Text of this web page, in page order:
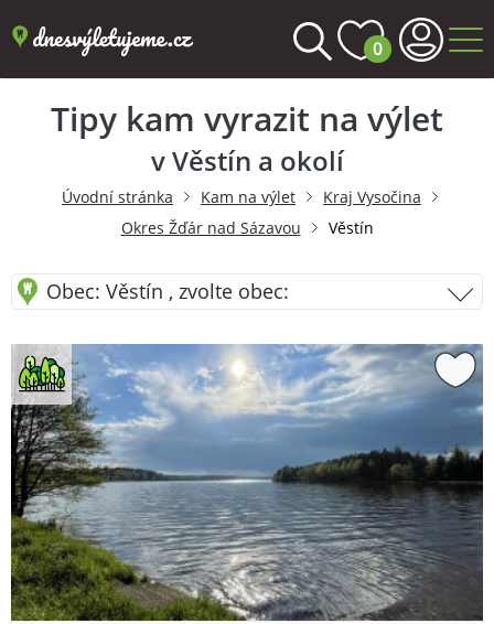
0
Tipy kam vyrazit na výlet
v Věstín a okolí
Úvodní stránka Kam na výlet
Kraj Vysočina
Okres Žďár nad Sázavou
Věstín
Obec: Věstín , zvolte obec: